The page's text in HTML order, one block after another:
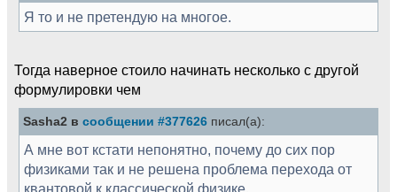
Я то и не претендую на многое.
Тогда наверное стоило начинать несколько с другой
формулировки чем
Sasha2 в сообщении #377626 писал(а):
А мне вот кстати непонятно, почему до сих пор
физиками так и не решена проблема перехода от
квантовой к классической физике.